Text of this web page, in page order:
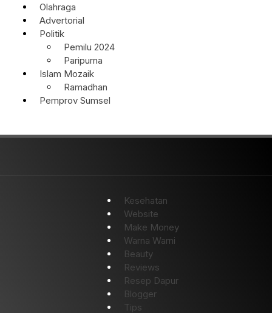
Olahraga
Advertorial
Politik
Pemilu 2024
Paripurna
Islam Mozaik
Ramadhan
Pemprov Sumsel
Kesehatan
Website
Make Money
Warna Warni
Beauty
Reviews
Resep Dapur
Blogger
Tips